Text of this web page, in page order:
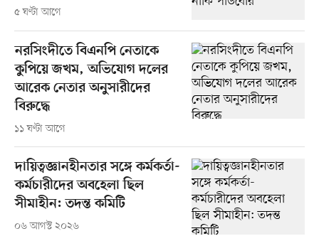
৫ ঘণ্টা আগে
নরসিংদীতে বিএনপি নেতাকে
কুপিয়ে জখম, অভিযোগ দলের
আরেক নেতার অনুসারীদের
বিরুদ্ধে
১১ ঘণ্টা আগে
দায়িত্বজ্ঞানহীনতার সঙ্গে কর্মকর্তা-
কর্মচারীদের অবহেলা ছিল
সীমাহীন: তদন্ত কমিটি
০৬ আগস্ট ২০২৬